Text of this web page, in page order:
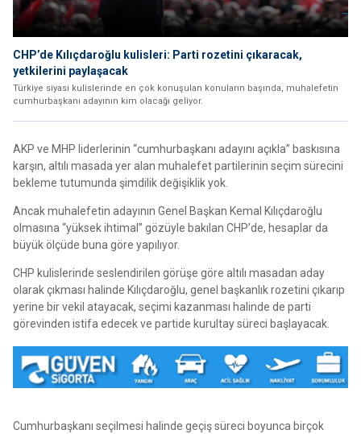
CHP’de Kılıçdaroğlu kulisleri: Parti rozetini çıkaracak,
yetkilerini paylaşacak
Türkiye siyasi kulislerinde en çok konuşulan konuların başında, muhalefetin
cumhurbaşkanı adayının kim olacağı geliyor.
AKP ve MHP liderlerinin “cumhurbaşkanı adayını açıkla” baskısına
karşın, altılı masada yer alan muhalefet partilerinin seçim sürecini
bekleme tutumunda şimdilik değişiklik yok.
Ancak muhalefetin adayının Genel Başkan Kemal Kılıçdaroğlu
olmasına “yüksek ihtimal” gözüyle bakılan CHP’de, hesaplar da
büyük ölçüde buna göre yapılıyor.
CHP kulislerinde seslendirilen görüşe göre altılı masadan aday
olarak çıkması halinde Kılıçdaroğlu, genel başkanlık rozetini çıkarıp
yerine bir vekil atayacak, seçimi kazanması halinde de parti
görevinden istifa edecek ve partide kurultay süreci başlayacak.
Cumhurbaşkanı seçilmesi halinde geçiş süreci boyunca birçok